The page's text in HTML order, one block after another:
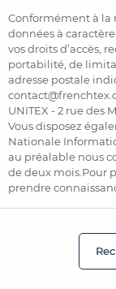
Conformément à la
données à
vos droits d’accès,
portabilité, de
adresse postale
UNITEX - 2 rue des
Vous disposez
Nationale
au préalable nous
de deux mois.Pour
prendre